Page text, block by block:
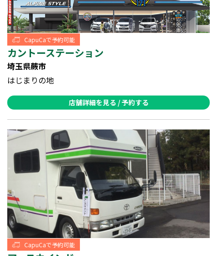
CapuCaで予約可能
カントーステーション
埼玉県蕨市
はじまりの地
店舗詳細を見る / 予約する
CapuCaで予約可能